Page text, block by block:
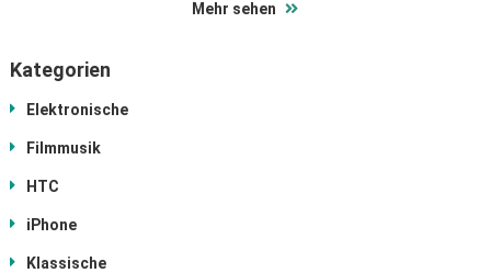
Mehr sehen
Kategorien
Elektronische
Filmmusik
HTC
iPhone
Klassische